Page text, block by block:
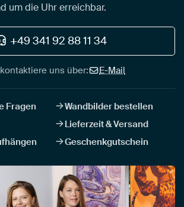
um die Uhr erreichbar.
+49 341 92 88 11 34
uns über: E-Mail
Fragen
Wandbilder bestellen
Lieferzeit & Versand
Geschenkgutschein